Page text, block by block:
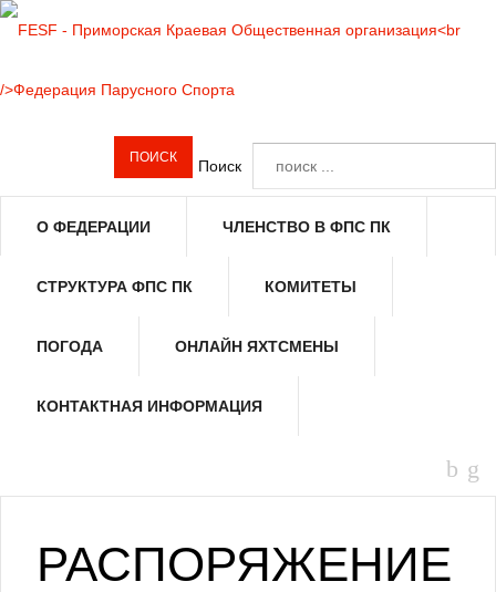
Поиск
О ФЕДЕРАЦИИ ЧЛЕНСТВО В ФПС ПК
СТРУКТУРА ФПС ПК КОМИТЕТЫ
ПОГОДА ОНЛАЙН ЯХТСМЕНЫ
КОНТАКТНАЯ ИНФОРМАЦИЯ
РАСПОРЯЖЕНИЕ